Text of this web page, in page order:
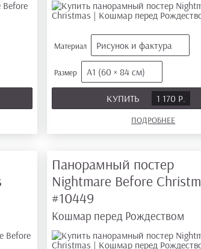
Материал Рисунок и фактура
Размер А1 (60 × 84 см)
КУПИТЬ 1 170 Р.
ПОДРОБНЕЕ
Панорамный постер
Nightmare Before
#10449
Кошмар перед Рождеством